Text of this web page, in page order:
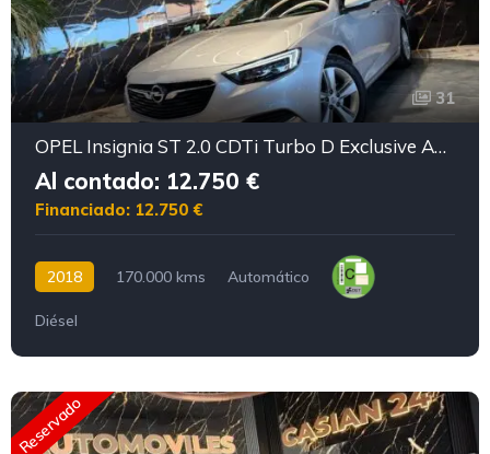
31
OPEL Insignia ST 2.0 CDTi Turbo D Exclusive Auto WLTP
Al contado: 12.750 €
Financiado: 12.750 €
2018 170.000 kms Automático
Diésel
Reservado